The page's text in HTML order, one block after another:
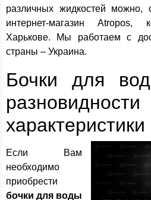
различных жидкостей можно,
интернет-магазин Atropos,
Харькове. Мы работаем с
страны – Украина.
Бочки для
характеристики
Если Вам
необходимо
приобрести
бочки для воды